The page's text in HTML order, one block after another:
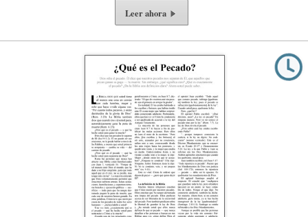
Leer ahora